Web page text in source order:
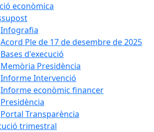
econòmica
Infografia
Acord Ple de 17 de desembre de 2025
Bases d'execució
Memòria Presidència
Informe Intervenció
Informe econòmic financer
Presidència
Portal Transparència
trimestral